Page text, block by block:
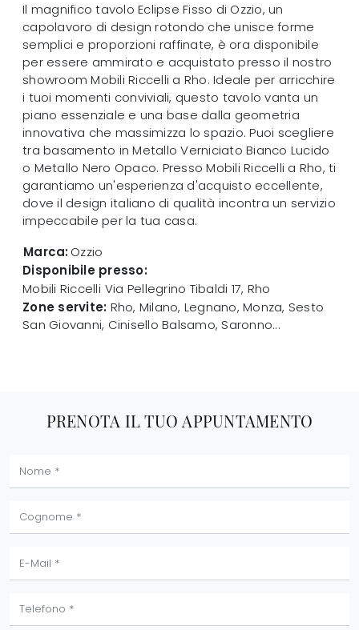
Il magnifico tavolo Eclipse Fisso di Ozzio, un
capolavoro di design rotondo che unisce forme
semplici e proporzioni raffinate, è ora disponibile
per essere ammirato e acquistato presso il nostro
showroom Mobili Riccelli a Rho. Ideale per arricchire
i tuoi momenti conviviali, questo tavolo vanta un
piano essenziale e una base dalla geometria
innovativa che massimizza lo spazio. Puoi scegliere
tra basamento in Metallo Verniciato Bianco Lucido
o Metallo Nero Opaco. Presso Mobili Riccelli a Rho, ti
garantiamo un'esperienza d'acquisto eccellente,
dove il design italiano di qualità incontra un servizio
impeccabile per la tua casa.
Marca:Ozzio
Disponibile presso:
Mobili Riccelli Via Pellegrino Tibaldi 17, Rho
Zone servite: Rho, Milano, Legnano, Monza, Sesto
San Giovanni, Cinisello Balsamo, Saronno...
PRENOTA IL TUO APPUNTAMENTO